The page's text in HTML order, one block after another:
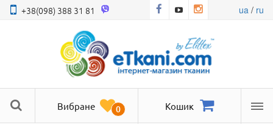
+38(098) 388 31 81 ua/ ru
Вибране 0 Кошик